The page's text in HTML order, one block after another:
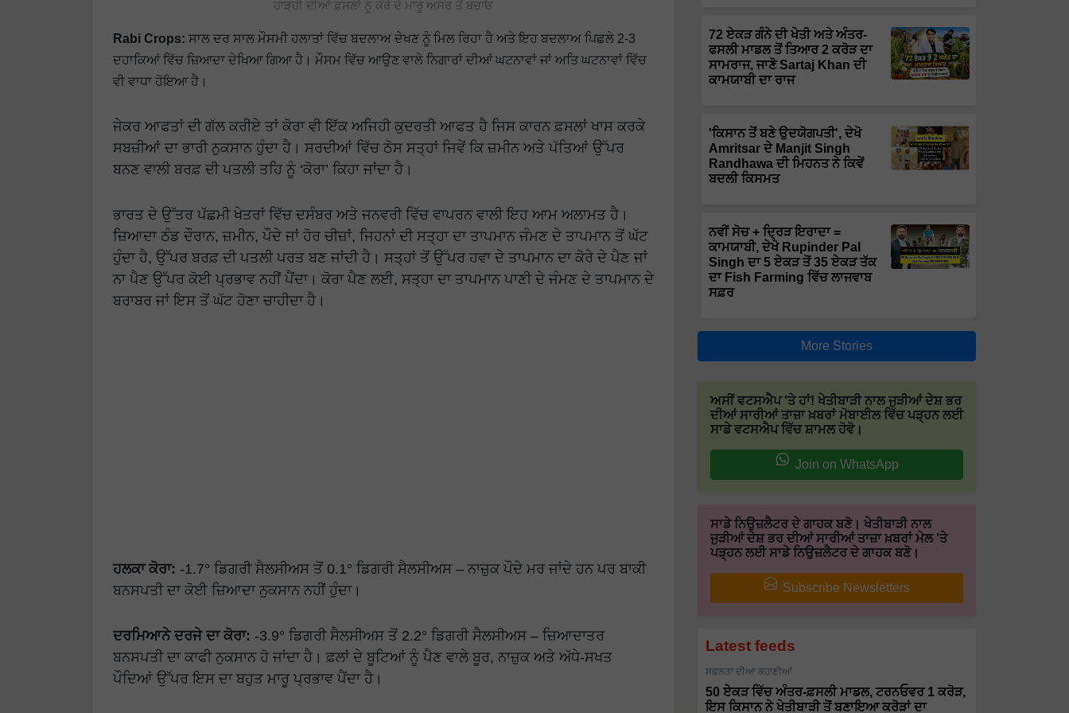
ਹਾੜ੍ਹੀ ਦੀਆਂ ਫ਼ਸਲਾਂ ਨੂੰ ਕੋਰੇ ਦੇ ਮਾਰੂ ਅਸਰ ਤੋਂ ਬਚਾਓ
Rabi Crops: ਸਾਲ ਦਰ ਸਾਲ ਮੌਸਮੀ ਹਲਾਤਾਂ ਵਿੱਚ ਬਦਲਾਅ ਦੇਖਣ ਨੂੰ ਮਿਲ ਰਿਹਾ ਹੈ ਅਤੇ ਇਹ ਬਦਲਾਅ ਪਿਛਲੇ 2-3
ਦਹਾਕਿਆਂ ਵਿੱਚ ਜ਼ਿਆਦਾ ਦੇਖਿਆ ਗਿਆ ਹੈ। ਮੌਸਮ ਵਿੱਚ ਆਉਣ ਵਾਲੇ ਨਿਗਾਰਾਂ ਦੀਆਂ ਘਟਨਾਵਾਂ ਜਾਂ ਅਤਿ ਘਟਨਾਵਾਂ ਵਿੱਚ
ਵੀ ਵਾਧਾ ਹੋਇਆ ਹੈ।
ਜੇਕਰ ਆਫਤਾਂ ਦੀ ਗੱਲ ਕਰੀਏ ਤਾਂ ਕੋਰਾ ਵੀ ਇੱਕ ਅਜਿਹੀ ਕੁਦਰਤੀ ਆਫਤ ਹੈ ਜਿਸ ਕਾਰਨ ਫ਼ਸਲਾਂ ਖਾਸ ਕਰਕੇ
ਸਬਜ਼ੀਆਂ ਦਾ ਭਾਰੀ ਨੁਕਸਾਨ ਹੁੰਦਾ ਹੈ। ਸਰਦੀਆਂ ਵਿੱਚ ਠੋਸ ਸਤ੍ਹਾਂ ਜਿਵੇਂ ਕਿ ਜ਼ਮੀਨ ਅਤੇ ਪੱਤਿਆਂ ਉੱਪਰ
ਬਨਣ ਵਾਲੀ ਬਰਫ਼ ਦੀ ਪਤਲੀ ਤਹਿ ਨੂੰ ‘ਕੋਰਾ’ ਕਿਹਾ ਜਾਂਦਾ ਹੈ।
ਭਾਰਤ ਦੇ ਉੱਤਰ ਪੱਛਮੀ ਖੇਤਰਾਂ ਵਿੱਚ ਦਸੰਬਰ ਅਤੇ ਜਨਵਰੀ ਵਿੱਚ ਵਾਪਰਨ ਵਾਲੀ ਇਹ ਆਮ ਅਲਾਮਤ ਹੈ।
ਜ਼ਿਆਦਾ ਠੰਡ ਦੌਰਾਨ, ਜ਼ਮੀਨ, ਪੌਦੇ ਜਾਂ ਹੋਰ ਚੀਜ਼ਾਂ, ਜਿਹਨਾਂ ਦੀ ਸਤ੍ਹਾ ਦਾ ਤਾਪਮਾਨ ਜੰਮਣ ਦੇ ਤਾਪਮਾਨ ਤੋਂ ਘੱਟ
ਹੁੰਦਾ ਹੈ, ਉੱਪਰ ਬਰਫ਼ ਦੀ ਪਤਲੀ ਪਰਤ ਬਣ ਜਾਂਦੀ ਹੈ। ਸਤ੍ਹਾਂ ਤੋਂ ਉੱਪਰ ਹਵਾ ਦੇ ਤਾਪਮਾਨ ਦਾ ਕੋਰੇ ਦੇ ਪੈਣ ਜਾਂ
ਨਾ ਪੈਣ ਉੱਪਰ ਕੋਈ ਪ੍ਰਭਾਵ ਨਹੀਂ ਪੈਂਦਾ। ਕੋਰਾ ਪੈਣ ਲਈ, ਸਤ੍ਹਾ ਦਾ ਤਾਪਮਾਨ ਪਾਣੀ ਦੇ ਜੰਮਣ ਦੇ ਤਾਪਮਾਨ ਦੇ
ਬਰਾਬਰ ਜਾਂ ਇਸ ਤੋਂ ਘੱਟ ਹੋਣਾ ਚਾਹੀਦਾ ਹੈ।
ਹਲਕਾ ਕੋਰਾ: -1.7° ਡਿਗਰੀ ਸੈਲਸੀਅਸ ਤੋਂ 0.1° ਡਿਗਰੀ ਸੈਲਸੀਅਸ – ਨਾਜ਼ੁਕ ਪੌਦੇ ਮਰ ਜਾਂਦੇ ਹਨ ਪਰ ਬਾਕੀ
ਬਨਸਪਤੀ ਦਾ ਕੋਈ ਜ਼ਿਆਦਾ ਨੁਕਸਾਨ ਨਹੀਂ ਹੁੰਦਾ।
ਦਰਮਿਆਨੇ ਦਰਜੇ ਦਾ ਕੋਰਾ: -3.9° ਡਿਗਰੀ ਸੈਲਸੀਅਸ ਤੋਂ 2.2° ਡਿਗਰੀ ਸੈਲਸੀਅਸ – ਜ਼ਿਆਦਾਤਰ
ਬਨਸਪਤੀ ਦਾ ਕਾਫੀ ਨੁਕਸਾਨ ਹੋ ਜਾਂਦਾ ਹੈ। ਫ਼ਲਾਂ ਦੇ ਬੂਟਿਆਂ ਨੂੰ ਪੈਣ ਵਾਲੇ ਬੂਰ, ਨਾਜ਼ੁਕ ਅਤੇ ਅੱਧੇ-ਸਖਤ
ਪੌਦਿਆਂ ਉੱਪਰ ਇਸ ਦਾ ਬਹੁਤ ਮਾਰੂ ਪ੍ਰਭਾਵ ਪੈਂਦਾ ਹੈ।
72 ਏਕੜ ਗੰਨੇ ਦੀ ਖੇਤੀ ਅਤੇ ਅੰਤਰ-
ਫਸਲੀ ਮਾਡਲ ਤੋਂ ਤਿਆਰ 2 ਕਰੋੜ ਦਾ
ਸਾਮਰਾਜ, ਜਾਣੋ Sartaj Khan ਦੀ
ਕਾਮਯਾਬੀ ਦਾ ਰਾਜ
'ਕਿਸਾਨ ਤੋਂ ਬਣੇ ਉਦਯੋਗਪਤੀ', ਦੇਖੋ
Amritsar ਦੇ Manjit Singh
Randhawa ਦੀ ਮਿਹਨਤ ਨੇ ਕਿਵੇਂ
ਬਦਲੀ ਕਿਸਮਤ
ਨਵੀਂ ਸੋਚ + ਦ੍ਰਿੜ ਇਰਾਦਾ =
ਕਾਮਯਾਬੀ, ਦੇਖੋ Rupinder Pal
Singh ਦਾ 5 ਏਕੜ ਤੋਂ 35 ਏਕੜ ਤੱਕ
ਦਾ Fish Farming ਵਿੱਚ ਲਾਜਵਾਬ
ਸਫ਼ਰ
More Stories
ਅਸੀਂ ਵਟਸਐਪ 'ਤੇ ਹਾਂ! ਖੇਤੀਬਾੜੀ ਨਾਲ ਜੁੜੀਆਂ ਦੇਸ਼ ਭਰ
ਦੀਆਂ ਸਾਰੀਆਂ ਤਾਜ਼ਾ ਖ਼ਬਰਾਂ ਮੋਬਾਈਲ ਵਿੱਚ ਪੜ੍ਹਨ ਲਈ
ਸਾਡੇ ਵਟਸਐਪ ਵਿੱਚ ਸ਼ਾਮਲ ਹੋਵੋ।
Join on WhatsApp
ਸਾਡੇ ਨਿਉਜ਼ਲੈਟਰ ਦੇ ਗਾਹਕ ਬਣੋ। ਖੇਤੀਬਾੜੀ ਨਾਲ
ਜੁੜੀਆਂ ਦੇਸ਼ ਭਰ ਦੀਆਂ ਸਾਰੀਆਂ ਤਾਜ਼ਾ ਖ਼ਬਰਾਂ ਮੇਲ 'ਤੇ
ਪੜ੍ਹਨ ਲਈ ਸਾਡੇ ਨਿਉਜ਼ਲੈਟਰ ਦੇ ਗਾਹਕ ਬਣੋ।
Subscribe Newsletters
Latest feeds
ਸਫਲਤਾ ਦੀਆ ਕਹਾਣੀਆਂ
50 ਏਕੜ ਵਿੱਚ ਅੰਤਰ-ਫ਼ਸਲੀ ਮਾਡਲ, ਟਰਨਓਵਰ 1 ਕਰੋੜ,
ਇਸ ਕਿਸਾਨ ਨੇ ਖੇਤੀਬਾੜੀ ਤੋਂ ਬਣਾਇਆ ਕਰੋੜਾਂ ਦਾ